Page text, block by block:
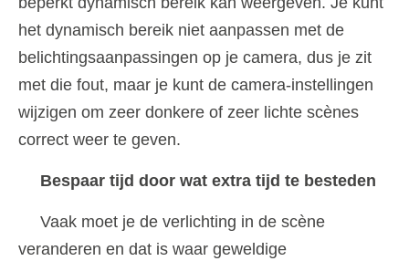
het dynamisch bereik niet aanpassen met de
belichtingsaanpassingen op je camera, dus je zit
met die fout, maar je kunt de camera-instellingen
wijzigen om zeer donkere of zeer lichte scènes
correct weer te geven.
Bespaar tijd door wat extra tijd te besteden
Vaak moet je de verlichting in de scène
veranderen en dat is waar geweldige